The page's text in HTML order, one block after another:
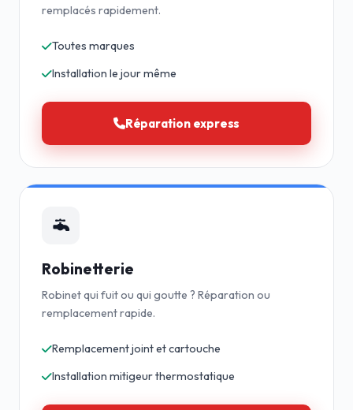
remplacés rapidement.
Toutes marques
Installation le jour même
Réparation express
Robinetterie
Robinet qui fuit ou qui goutte ? Réparation ou
remplacement rapide.
Remplacement joint et cartouche
Installation mitigeur thermostatique